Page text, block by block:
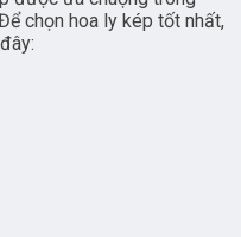
chọn hoa ly kép tốt nhất,